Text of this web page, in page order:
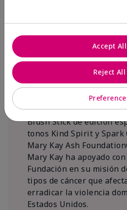
Juntas hacemos
Únete al programa
vidas® de Mary Kay y
vida de mujeres y sus
mundo. En Estados
al 15 de noviembre de
donará $1 de cada venta
Blush Stick de edición
tonos Kind Spirit y Spark
Mary Kay Ash
Mary Kay ha apoyado
Fundación en su misión
tipos de cáncer que
erradicar la violencia
Estados Unidos.
Reject All
Accept All